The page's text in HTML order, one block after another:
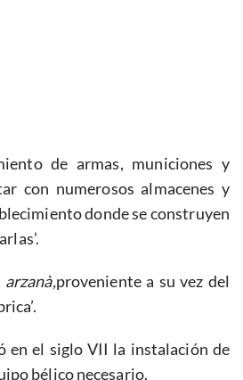
de armas, municiones y
con numerosos almacenes y
donde se construyen
arzanà,proveniente a su vez del
en el siglo VII la instalación de
bélico necesario.